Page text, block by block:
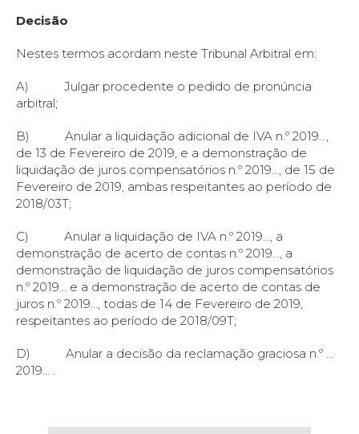
Decisão
Nestes termos acordam neste Tribunal Arbitral em:
A) Julgar procedente o pedido de pronúncia
arbitral;
B) Anular a liquidação adicional de IVA n.º 2019…,
de 13 de Fevereiro de 2019, e a demonstração de
liquidação de juros compensatórios n.º 2019…, de 15 de
Fevereiro de 2019, ambas respeitantes ao período de
2018/03T;
C) Anular a liquidação de IVA n.º 2019…, a
demonstração de acerto de contas n.º 2019…, a
demonstração de liquidação de juros compensatórios
n.º 2019… e a demonstração de acerto de contas de
juros n.º 2019…, todas de 14 de Fevereiro de 2019,
respeitantes ao período de 2018/09T;
D) Anular a decisão da reclamação graciosa n.º …
2019… .